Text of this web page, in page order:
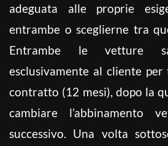
adeguata alle proprie
entrambe o sceglierne tra
Entrambe le vetture
esclusivamente al cliente
contratto (12 mesi), dopo la
cambiare l’abbinamento
successivo. Una volta